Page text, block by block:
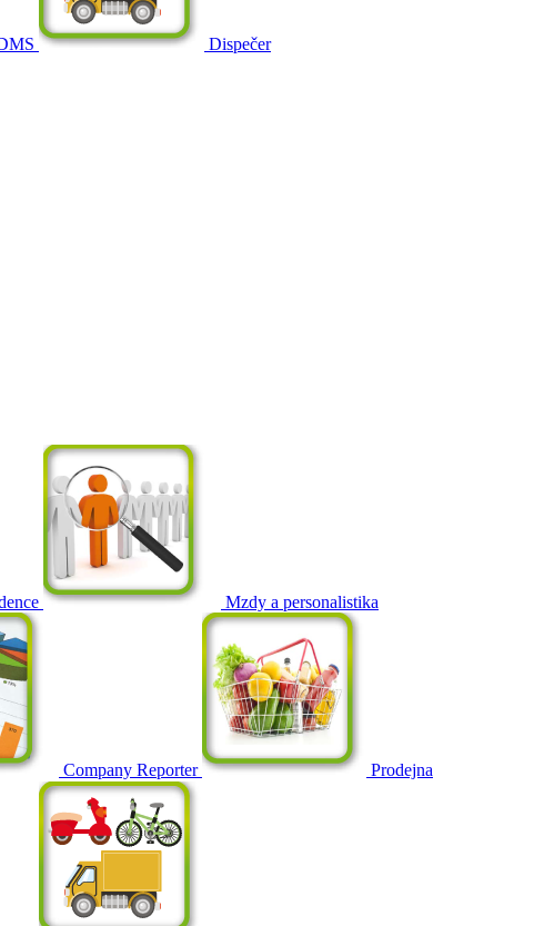
Dispečer
Mzdy a personalistika
Company Reporter Prodejna